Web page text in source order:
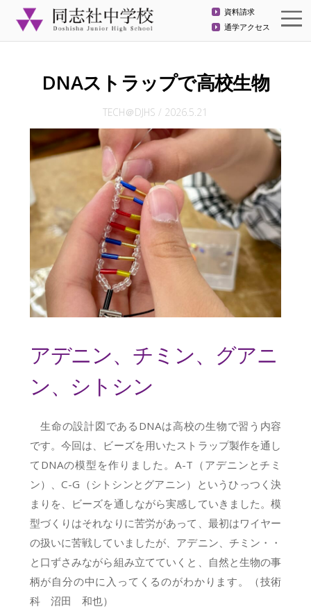
資料請求
通学アクセス
DNAストラップで高校生物
TECH＠DJHS / 2026.5.21
アデニン、チミン、グアニ
ン、シトシン
生命の設計図であるDNAは高校の生物で習う内容
です。今回は、ビーズを用いたストラップ製作を通し
てDNAの模型を作りました。 A-T（アデニンとチミ
ン）、C-G（シトシンとグアニン）というひっつく決
まりを、ビーズを通しながら実感していきました。模
型づくりはそれなりに苦労があって、 最初はワイヤー
の扱いに苦戦していましたが、アデニン、チミン・・
と口ずさみながら組み立てていくと、自然と生物の事
柄が自分の中に入ってくるのがわかります。（技術
科 沼田 和也）